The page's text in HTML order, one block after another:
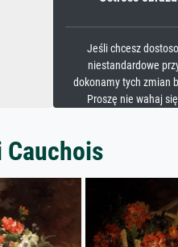
Jeśli chcesz
niestandardowe
dokonamy tych zmian
Proszę nie wahaj